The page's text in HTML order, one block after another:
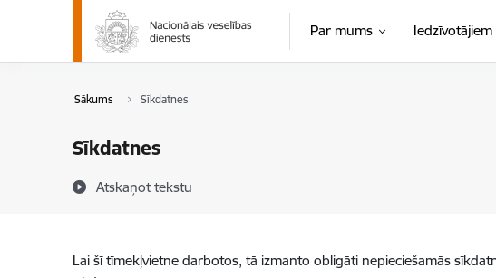
Pāriet uz lapas saturu
Par mums Iedzīvotājiem
Sākums Sīkdatnes
Sīkdatnes
Atskaņot tekstu
Lai šī tīmekļvietne darbotos, tā izmanto obligāti nepieciešamās